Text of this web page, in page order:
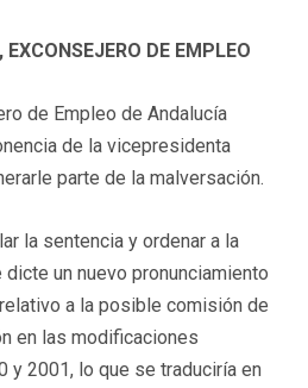
DE EMPLEO
de Empleo de Andalucía
de la vicepresidenta
parte de la malversación.
la sentencia y ordenar a la
un nuevo pronunciamiento
a la posible comisión de
en las modificaciones
y 2001, lo que se traduciría en